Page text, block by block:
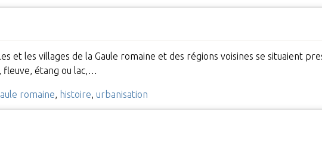
et les villages de la Gaule romaine et des régions voisines se situaient
fleuve, étang ou lac,…
romaine, histoire, urbanisation